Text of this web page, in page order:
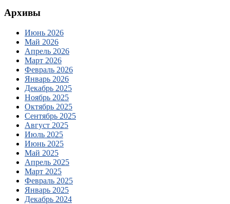
Архивы
Июнь 2026
Май 2026
Апрель 2026
Март 2026
Февраль 2026
Январь 2026
Декабрь 2025
Ноябрь 2025
Октябрь 2025
Сентябрь 2025
Август 2025
Июль 2025
Июнь 2025
Май 2025
Апрель 2025
Март 2025
Февраль 2025
Январь 2025
Декабрь 2024